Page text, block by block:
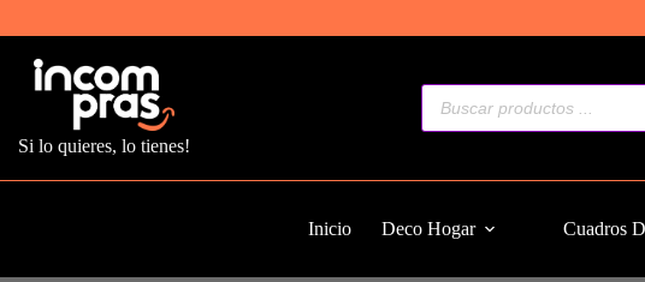
Si lo quieres, lo tienes!
Búsqueda
productos
Inicio Deco Hogar Cuadros